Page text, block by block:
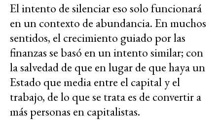
El intento de silenciar eso solo funcionará
en un contexto de abundancia. En muchos
sentidos, el crecimiento guiado por las
finanzas se basó en un intento similar; con
la salvedad de que en lugar de que haya un
Estado que media entre el capital y el
trabajo, de lo que se trata es de convertir a
más personas en capitalistas.